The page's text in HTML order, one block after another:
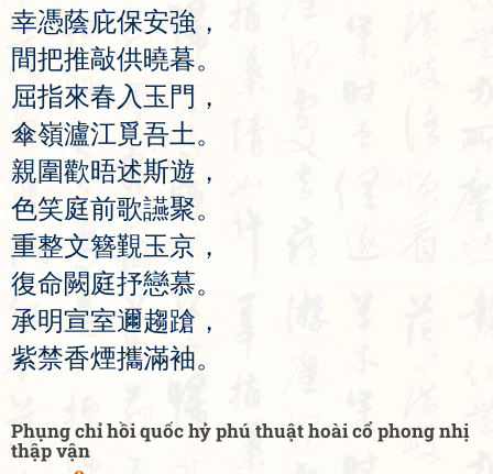
幸憑蔭庇保安強 ，
間把推敲供曉暮。
屈指來春入 玉 門 ，
傘嶺瀘江覓吾土。
親圍歡晤述斯遊 ，
色笑庭前歌讌聚。
重整文簪覲玉京 ，
復命闕庭抒戀慕。
承明宣室邇趨蹌 ，
紫禁香煙攜滿袖。
Phụng chỉ hồi quốc hỷ phú thuật hoài cổ phong nhị
thập vận